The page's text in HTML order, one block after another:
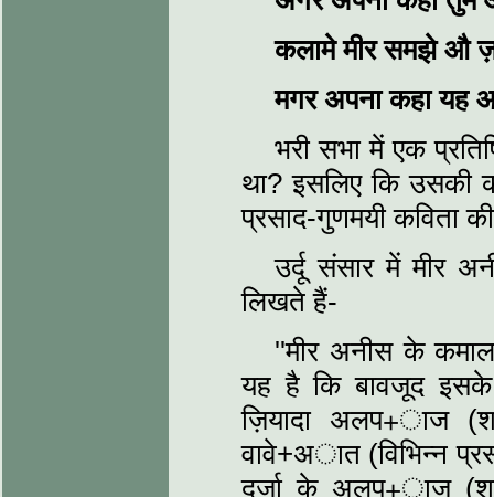
कलामे मीर समझे औ
मगर अपना कहा यह
भरी सभा में एक
था? इसलिए कि उसकी
प्रसाद-गुणमयी कविता
उर्दू संसार में मीर
लिखते हैं-
''मीर अनीस के
यह है कि बावजूद
ज़ियादा अलप+ाज
वावे+अात (विभिन्न
दर्जा के अलप+ाज